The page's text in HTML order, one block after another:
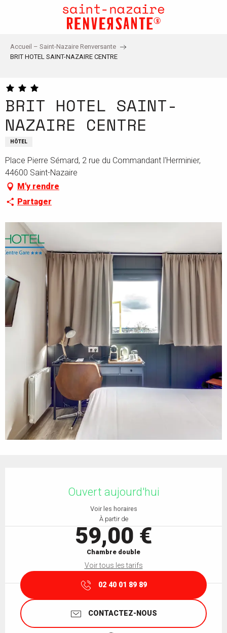
principal
Accueil – Saint-Nazaire Renversante
BRIT HOTEL SAINT-NAZAIRE CENTRE
BRIT HOTEL SAINT-
NAZAIRE CENTRE
HÔTEL
Place Pierre Sémard, 2 rue du Commandant l'Herminier,
44600 Saint-Nazaire
M'y rendre
Partager
Ouvert aujourd'hui
Voir les horaires
À partir de
59,00 €
Chambre double
Voir tous les tarifs
02 40 01 89 89
CONTACTEZ-NOUS